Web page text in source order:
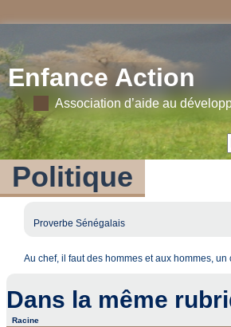
Enfance Action
Association d’aide au
Politique
Proverbe Sénégalais
Au chef, il faut des hommes et aux hommes, un
Dans la même
Racine